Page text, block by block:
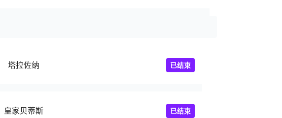
塔拉佐纳 已结束
皇家贝蒂斯 已结束